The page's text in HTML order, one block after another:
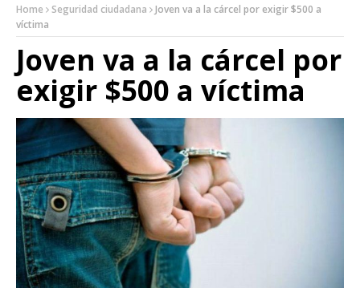
Home Seguridad ciudadana
Joven va a la cárcel por exigir $500 a
víctima
Joven va a la cárcel por
exigir $500 a víctima